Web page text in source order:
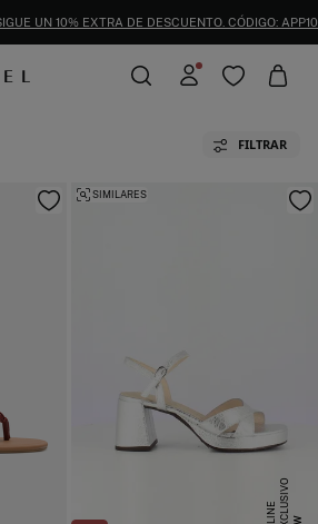
UN 10% EXTRA DE DESCUENTO. CÓDIGO: APP10
FILTRAR
E
X
C
L
S
I
V
O
O
N
L
I
N
SIMILARES